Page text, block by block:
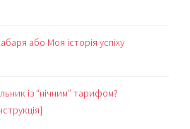
або Моя історія успіху
із “нічним” тарифом?